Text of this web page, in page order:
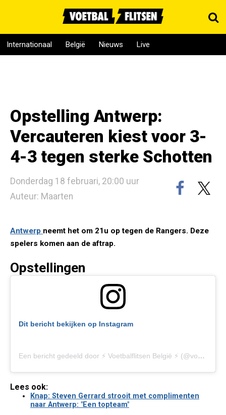
Internationaal België Nieuws Live
Opstelling Antwerp:
Vercauteren kiest voor 3-
4-3 tegen sterke Schotten
Donderdag 18 februari, 20:00 uur
Auteur: Maarten
Antwerp neemt het om 21u op tegen de Rangers. Deze
spelers komen aan de aftrap.
Opstellingen
Dit bericht bekijken op Instagram
Een bericht gedeeld door ⚡️ Voetbalflitsen België ⚡️ (@voetbalflitsen.be)
Lees ook:
Knap: Steven Gerrard strooit met complimenten
naar Antwerp: "Een topteam"